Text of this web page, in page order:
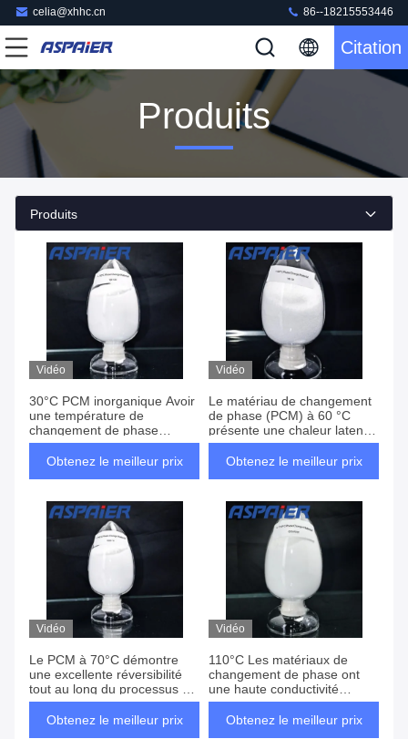
celia@xhhc.cn 86--18215553446
Citation
Produits
Produits
Vidéo
30°C PCM inorganique Avoir
une température de
changement de phase
appropriée pour répondre à
la température spécifique qui
Obtenez le meilleur prix
Vidéo
Le matériau de changement
de phase (PCM) à 60 °C
présente une chaleur latente
de fusion remarquablement
élevée - lui permettant de
chaleur pendant le processus
de changement de phase
Obtenez le meilleur prix
Vidéo
Le PCM à 70°C démontre
une excellente réversibilité
tout au long du processus de
changement de phase - non
seulement en améliorant sa
Obtenez le meilleur prix
Vidéo
110°C Les matériaux de
changement de phase ont
une haute conductivité
thermique, une forte densité
et une grande capacité
Obtenez le meilleur prix